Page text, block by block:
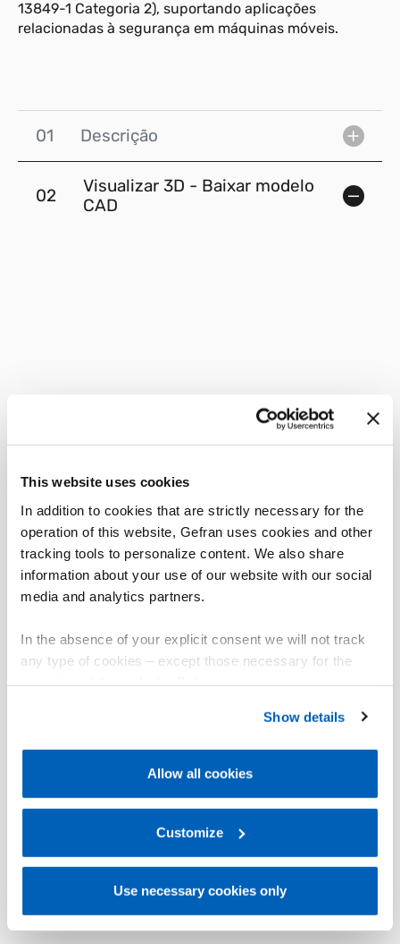
This website uses cookies
In addition to cookies that are strictly necessary for the
operation of this website, Gefran uses cookies and other
tracking tools to personalize content. We also share
information about your use of our website with our social
media and analytics partners.
In the absence of your explicit consent we will not track
any type of cookies – except those necessary for the
Gefran - Cookie
policy.
regarding processing of personal data, at the following
Gefran - Privacy Policy.
Show details
Allow all cookies
Customize
Use necessary cookies only
13849-1 Categoria 2), suportando aplicações
relacionadas à segurança em máquinas móveis.
01 Descrição
02
Visualizar 3D - Baixar modelo
CAD